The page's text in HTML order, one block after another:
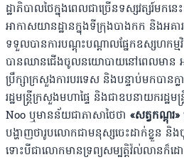
ដ្ឋាភិបាលថៃក្នុងពេលជាច្រើនទស្សវត្សរ៍មកន
អាកាសយានដ្ឋានក្នុងទីក្រុងបាងកក និងអ
ទទួលបានការបណ្ដុះបណ្ដាលផ្នែកឧស្សហកម្ម
បានឈានជើងចូលនយោបាយនៅពេលមាន អា
ប្រឹក្សាក្រសួងការបរទេស និងបន្ទាប់មកបានក្
រដ្ឋមន្ត្រីក្រសួងមហាផ្ទៃ និងជាឧបនាយករដ្ឋ
Noo ឬមានន័យជាភាសាថៃថា «សត្វកណ្ដុរ»
បង្ហាញថារូបលោកជាមនុស្សចេះដាក់ខ្លួន និង
ទោះបីជាលោកមានទ្រព្យសម្បត្តិវ៉ល់លានក៏ដ